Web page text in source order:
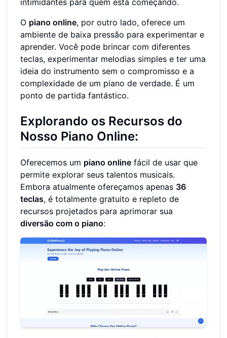
intimidantes para quem está começando.
O piano online, por outro lado, oferece um
ambiente de baixa pressão para experimentar e
aprender. Você pode brincar com diferentes
teclas, experimentar melodias simples e ter uma
ideia do instrumento sem o compromisso e a
complexidade de um piano de verdade. É um
ponto de partida fantástico.
Explorando os Recursos do
Nosso Piano Online:
Oferecemos um piano online fácil de usar que
permite explorar seus talentos musicais.
Embora atualmente ofereçamos apenas 36
teclas, é totalmente gratuito e repleto de
recursos projetados para aprimorar sua
diversão com o piano: